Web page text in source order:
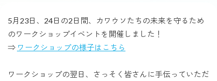
5月23日、24日の2日間、カワウソたちの未来を守るため
のワークショップイベントを開催しました！
⇒ ワークショップの様子はこちら
ワークショップの翌日、さっそく皆さんに手伝っていただ